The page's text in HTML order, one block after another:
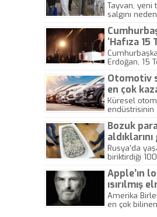
nedeniyle
girişleri
Tayvan, yeni
salgını
haricinde
durdurdu.
‘Hafıza
Müzesi’
Erdoğan, 15
girişinde, 15
Makamı'nın
500
edilen
Müzesi"nin
konuşma
Hürriyet
Temsilcisi
Temmuz
Facetime
kurduğu
konuştu.
telefonu
saklıyoruz."
Otomotiv
en çok
Küresel
endüstrisinin
Ghosn’un
boyunca 44
düşük
Japonya’da
gözleri
diğer üst
gelirlerine
Bozuk
Rusya'da
biriktirdiği
piyasanın en
satın aldı.
Çin'de bir
aldı.
Apple’ın
ısırılmış
Amerika
en çok